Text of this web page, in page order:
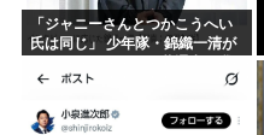
「ジャニーさんとつかこうへい
氏は同じ」 少年隊・錦織一清が
流の演出論